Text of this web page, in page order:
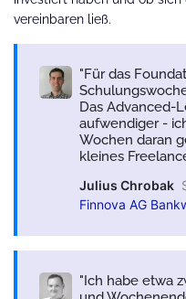
vereinbaren ließ.
Für das
Das Advanced-
aufwendiger -
Wochen daran
kleines
Julius Chrobak
Finnova AG
Ich habe etwa